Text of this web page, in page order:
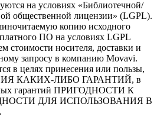
на условиях «Библиотечной/
общественной лицензии» (LGPL).
копию исходного
ПО на условиях LGPL
стоимости носителя, доставки и
запросу в компанию Movavi.
в целях принесения или пользы,
КАКИХ-ЛИБО ГАРАНТИЙ, в
гарантий ПРИГОДНОСТИ К
ДЛЯ ИСПОЛЬЗОВАНИЯ В